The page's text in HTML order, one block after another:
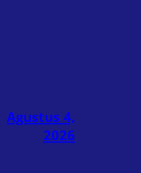
Agustus 4,
2026